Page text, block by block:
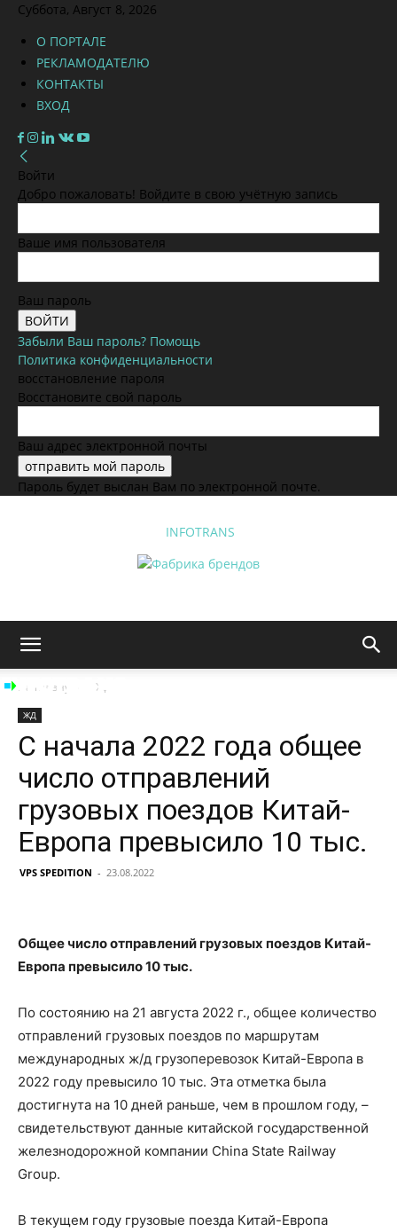
Суббота, Август 8, 2026
О ПОРТАЛЕ
РЕКЛАМОДАТЕЛЮ
КОНТАКТЫ
ВХОД
Войти
Добро пожаловать! Войдите в свою учётную запись
Ваше имя пользователя
Ваш пароль
Забыли Ваш пароль? Помощь
Политика конфиденциальности
восстановление пароля
Восстановите свой пароль
Ваш адрес электронной почты
Пароль будет выслан Вам по электронной почте.
INFOTRANS
На главную ЖД
ЖД
С начала 2022 года общее
число отправлений
грузовых поездов Китай-
Европа превысило 10 тыс.
VPS SPEDITION - 23.08.2022
Общее число отправлений грузовых поездов Китай-
Европа превысило 10 тыс.
По состоянию на 21 августа 2022 г., общее количество
отправлений грузовых поездов по маршрутам
международных ж/д грузоперевозок Китай-Европа в
2022 году превысило 10 тыс. Эта отметка была
достигнута на 10 дней раньше, чем в прошлом году, –
свидетельствуют данные китайской государственной
железнодорожной компании China State Railway
Group.
В текущем году грузовые поезда Китай-Европа